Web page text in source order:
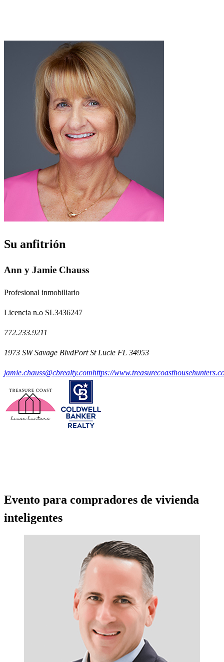
Su anfitrión
Ann y Jamie Chauss
Profesional inmobiliario
Licencia n.o SL3436247
772.233.9211
1973 SW Savage BlvdPort St Lucie FL 34953
jamie.chauss@cbrealty.comhttps://
Evento para compradores de vivienda
inteligentes